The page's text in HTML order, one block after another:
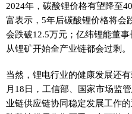
2024年，碳酸锂价格有望降至
富表示，5年后碳酸锂价格将会
会跌破12.5万元；亿纬锂能董
从锂矿开始全产业链都会过剩。
当然，锂电行业的健康发展还
月18日，工信部、国家市场监
业链供应链协同稳定发展工作